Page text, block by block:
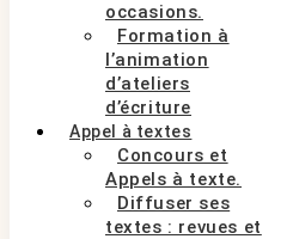
occasions.
Formation à
l’animation
d’ateliers
d’écriture
Appel à textes
Concours et
Appels à texte.
Diffuser ses
textes : revues et